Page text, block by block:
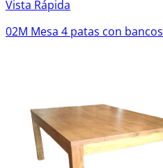
Vista Rápida
02M Mesa 4 patas con bancos